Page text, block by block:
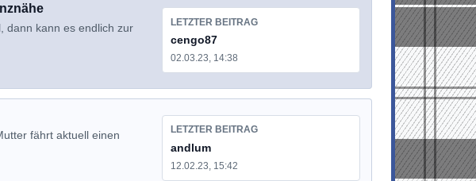
dann kann es endlich zur
LETZTER BEITRAG
cengo87
02.03.23, 14:38
fährt aktuell einen
LETZTER BEITRAG
andlum
12.02.23, 15:42